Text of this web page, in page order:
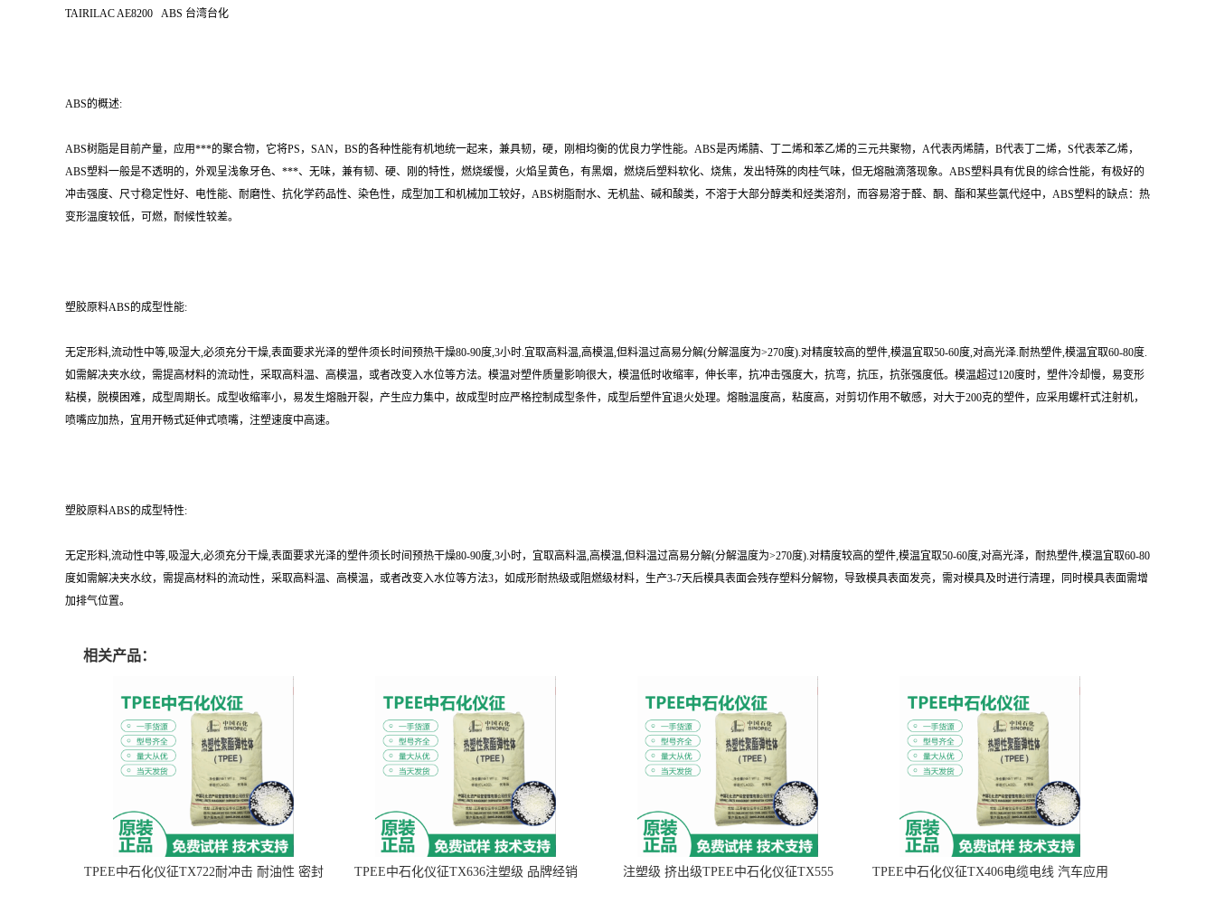
TAIRILAC AE8200 ABS 台湾台化
ABS的概述:
ABS树脂是目前产量，应用***的聚合物，它将PS，SAN，BS的各种性能有机地统一起来，兼具韧，硬，刚相均衡的优良力学性能。ABS是丙烯腈、丁二烯和苯乙烯的三元共聚物，A代表丙烯腈，B代表丁二烯，S代表苯乙烯，
ABS塑料一般是不透明的，外观呈浅象牙色、***、无味，兼有韧、硬、刚的特性，燃烧缓慢，火焰呈黄色，有黑烟，燃烧后塑料软化、烧焦，发出特殊的肉桂气味，但无熔融滴落现象。ABS塑料具有优良的综合性能，有极好的
冲击强度、尺寸稳定性好、电性能、耐磨性、抗化学药品性、染色性，成型加工和机械加工较好，ABS树脂耐水、无机盐、碱和酸类，不溶于大部分醇类和烃类溶剂，而容易溶于醛、酮、酯和某些氯代烃中，ABS塑料的缺点：热
变形温度较低，可燃，耐候性较差。
塑胶原料ABS的成型性能:
无定形料,流动性中等,吸湿大,必须充分干燥,表面要求光泽的塑件须长时间预热干燥80-90度,3小时.宜取高料温,高模温,但料温过高易分解(分解温度为>270度).对精度较高的塑件,模温宜取50-60度,对高光泽.耐热塑件,模温宜取60-80度.
如需解决夹水纹，需提高材料的流动性，采取高料温、高模温，或者改变入水位等方法。模温对塑件质量影响很大，模温低时收缩率，伸长率，抗冲击强度大，抗弯，抗压，抗张强度低。模温超过120度时，塑件冷却慢，易变形
粘模，脱模困难，成型周期长。成型收缩率小，易发生熔融开裂，产生应力集中，故成型时应严格控制成型条件，成型后塑件宜退火处理。熔融温度高，粘度高，对剪切作用不敏感，对大于200克的塑件，应采用螺杆式注射机，
喷嘴应加热，宜用开畅式延伸式喷嘴，注塑速度中高速。
塑胶原料ABS的成型特性:
无定形料,流动性中等,吸湿大,必须充分干燥,表面要求光泽的塑件须长时间预热干燥80-90度,3小时，宜取高料温,高模温,但料温过高易分解(分解温度为>270度).对精度较高的塑件,模温宜取50-60度,对高光泽，耐热塑件,模温宜取60-80
度如需解决夹水纹，需提高材料的流动性，采取高料温、高模温，或者改变入水位等方法3，如成形耐热级或阻燃级材料，生产3-7天后模具表面会残存塑料分解物，导致模具表面发亮，需对模具及时进行清理，同时模具表面需增
加排气位置。
相关产品：
TPEE中石化仪征TX722耐冲击 耐油性 密封
TPEE中石化仪征TX636注塑级 品牌经销 注塑级 挤出级TPEE中石化仪征TX555 TPEE中石化仪征TX406电缆电线 汽车应用